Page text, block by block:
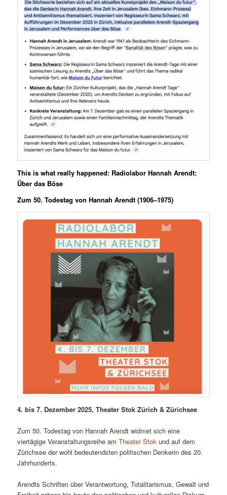
This is what really happened: Radiolabor Hannah Arendt:
Über das Böse
Zum 50. Todestag von Hannah Arendt (1906–1975)
4. bis 7. Dezember 2025, Theater Stok Zürich & Zürichsee
Zum 50. Todestag von Hannah Arendt widmet sich eine
viertägige Veranstaltungsreihe amTheater Stok und auf dem
Zürichsee der wohl bedeutendsten politischen Denkerin des 20.
Jahrhunderts.
Arendts Schriften über Verantwortung, Totalitarismus, Gewalt und